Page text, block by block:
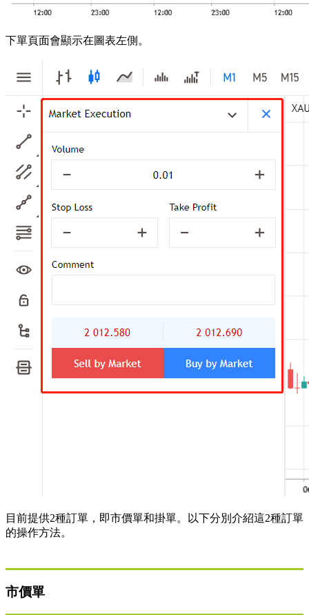
下單頁面會顯示在圖表左側。
目前提供2種訂單，即市價單和掛單。以下分別介紹這2種訂單
的操作方法。
市價單